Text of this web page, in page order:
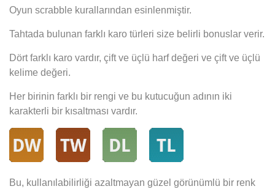
Oyun scrabble kurallarından esinlenmiştir.
Tahtada bulunan farklı karo türleri size belirli bonuslar verir.
Dört farklı karo vardır, çift ve üçlü harf değeri ve çift ve üçlü
kelime değeri.
Her birinin farklı bir rengi ve bu kutucuğun adının iki
karakterli bir kısaltması vardır.
Bu, kullanılabilirliği azaltmayan güzel görünümlü bir renk